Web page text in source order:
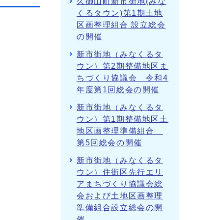
くるタウン)第1期土地
区画整理組合 設立総会
の開催
新市街地（みなくるタ
ウン）第2期整備地区ま
ちづくり協議会 令和4
年度第1回総会の開催
新市街地（みなくるタ
ウン）第1期整備地区土
地区画整理準備組合
第5回総会の開催
新市街地（みなくるタ
ウン）住街区先行エリ
アまちづくり協議会総
会および土地区画整理
準備組合設立総会の開